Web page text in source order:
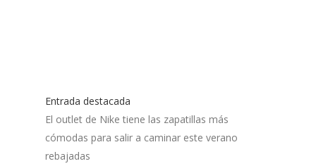
Entrada destacada
El outlet de Nike tiene las zapatillas más
cómodas para salir a caminar este verano
rebajadas